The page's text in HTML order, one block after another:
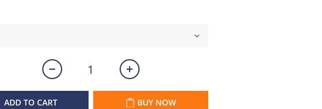
ADD TO CART BUY NOW